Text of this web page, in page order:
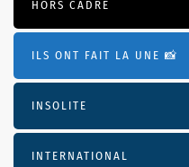
HORS CADRE
ILS ONT FAIT LA UNE 📸
INSOLITE
INTERNATIONAL